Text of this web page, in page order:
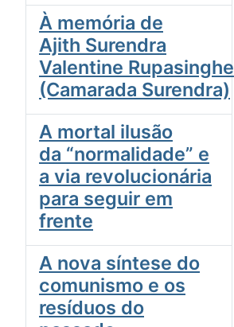
À memória de
Ajith Surendra
Valentine Rupasinghe
(Camarada Surendra)
A mortal ilusão
da “normalidade” e
a via revolucionária
para seguir em
frente
A nova síntese do
comunismo e os
resíduos do